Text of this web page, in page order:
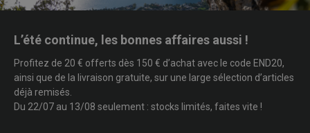
L’été continue, les bonnes affaires aussi !
Profitez de 20 € offerts dès 150 € d’achat avec le code END20,
ainsi que de la livraison gratuite, sur une large sélection d’articles
déjà remisés.
Du 22/07 au 13/08 seulement : stocks limités, faites vite !